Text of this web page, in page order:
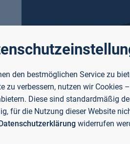
den bestmöglichen Service zu
zu verbessern, nutzen wir Cookies
Diese sind standardmäßig
für die Nutzung dieser Website
widerrufen